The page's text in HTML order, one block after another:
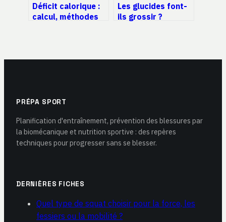
Déficit calorique :
calcul, méthodes
Les glucides font-
ils grossir ?
PRÉPA SPORT
Planification d'entraînement, prévention des blessures par
la biomécanique et nutrition sportive : des repères
techniques pour progresser sans se blesser.
DERNIÈRES FICHES
Quel type de squat choisir pour la force, les
fessiers ou la mobilité ?